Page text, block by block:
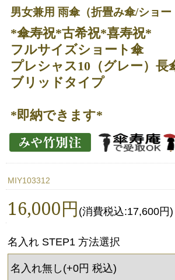
男女兼用 雨傘（折畳み傘/ショー
*傘寿祝*古希祝*喜寿祝*
フルサイズショート傘
プレシャス10（グレー）長
ブリッドタイプ
*即納できます*
MIY103312
16,000円 (消費税込:17,600円)
名入れ STEP1 方法選択